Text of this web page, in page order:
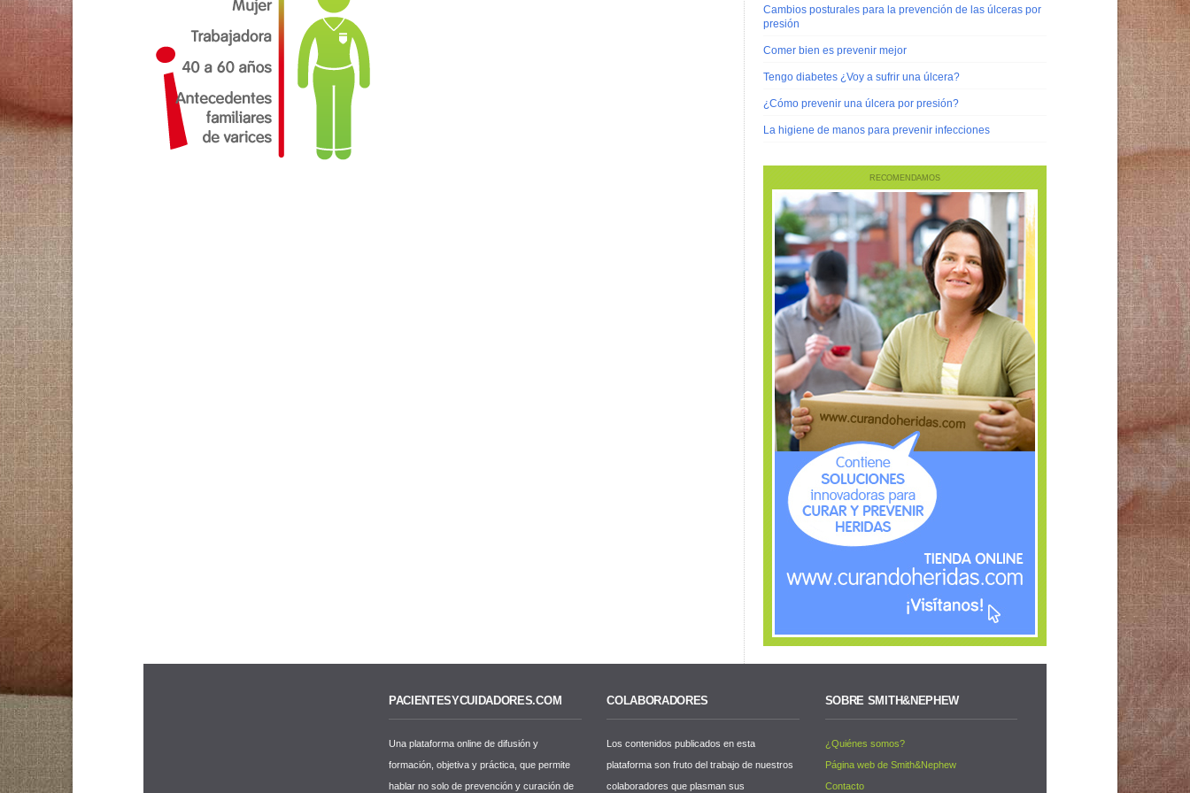
Cambios posturales para la prevención de las úlceras por
presión
Comer bien es prevenir mejor
Tengo diabetes ¿Voy a sufrir una úlcera?
¿Cómo prevenir una úlcera por presión?
La higiene de manos para prevenir infecciones
RECOMENDAMOS
PACIENTESYCUIDADORES.COM
Una plataforma online de difusión y
formación, objetiva y práctica, que permite
hablar no solo de prevención y curación de
COLABORADORES
Los contenidos publicados en esta
plataforma son fruto del trabajo de nuestros
colaboradores que plasman sus
SOBRE SMITH&NEPHEW
¿Quiénes somos?
Página web de Smith&Nephew
Contacto